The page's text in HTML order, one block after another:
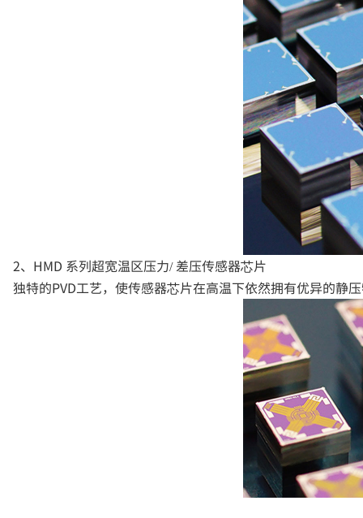
2、HMD 系列超宽温区压力/ 差压传感器芯片
独特的PVD工艺，使传感器芯片在高温下依然拥有优异的静